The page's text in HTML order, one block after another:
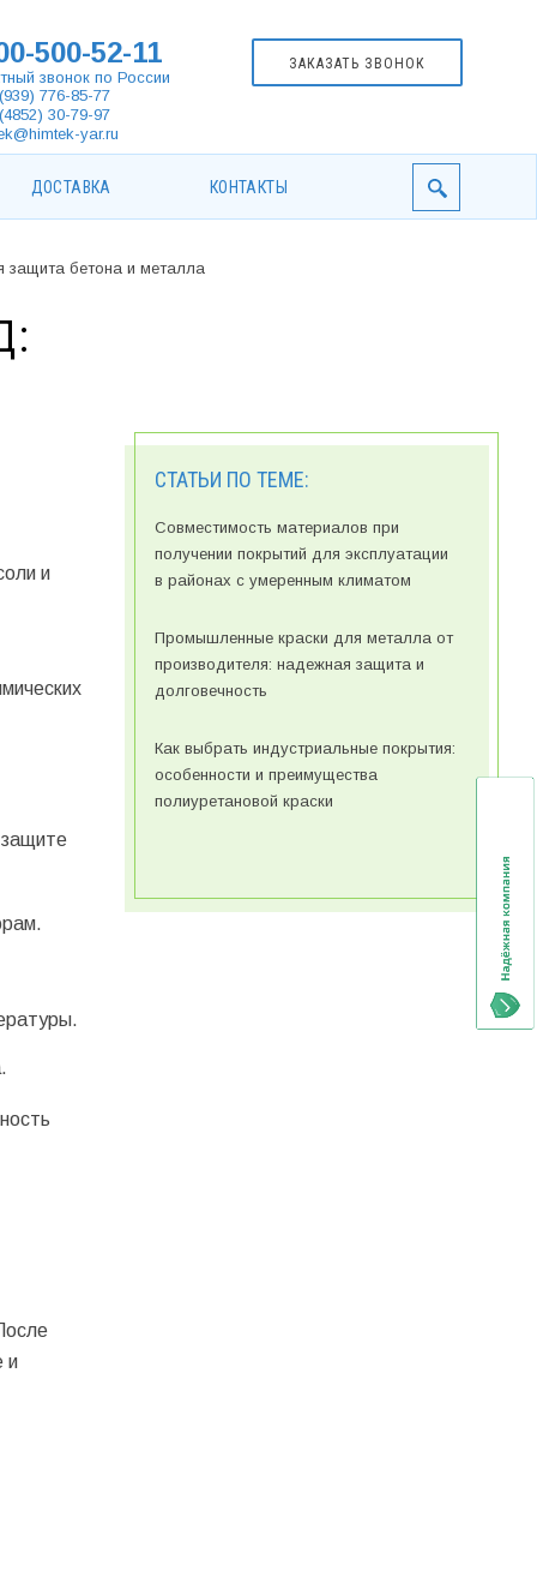
500-52-11
звонок по России
776-85-77
30-79-97
yar.ru
ЗАКАЗАТЬ ЗВОНОК
ДОСТАВКА КОНТАКТЫ
защита бетона и металла
и
и
СТАТЬИ ПО ТЕМЕ:
Совместимость материалов при
получении покрытий для эксплуатации
в районах с умеренным климатом
Промышленные краски для металла от
производителя: надежная защита и
долговечность
Как выбрать индустриальные покрытия:
особенности и преимущества
полиуретановой краски